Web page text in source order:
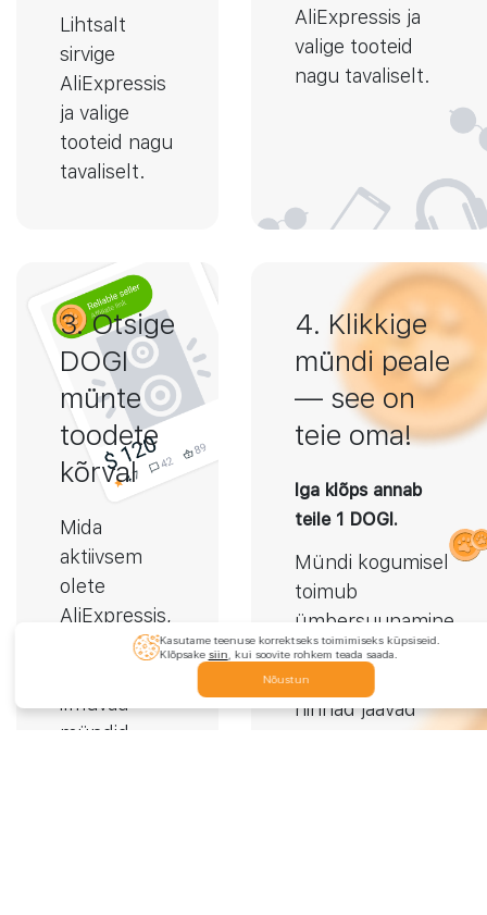
Lihtsalt
sirvige
AliExpressis
ja valige
tooteid nagu
tavaliselt.
AliExpressis ja
valige tooteid
nagu tavaliselt.
3. Otsige
DOGI
münte
toodete
kõrval
Mida
aktiivsem
olete
AliExpressis,
ilmuvad
mündid.
4. Klikkige
mündi peale
— see on
teie oma!
Iga klõps annab
teile 1 DOGI.
Mündi kogumisel
toimub
ümbersuunamine
partneri lingi
kaudu. Toodete
hinnad jäävad
Kasutame teenuse korrektseks toimimiseks küpsiseid.
Klõpsake siin , kui soovite rohkem teada saada.
Nõustun